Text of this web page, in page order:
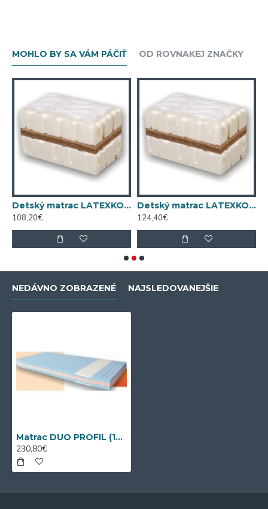
MOHLO BY SA VÁM PÁČIŤ OD ROVNAKEJ ZNAČKY
Detský matrac LATEXKO (120 cm x 70 cm)
108,20€
Detský matrac LATEXKO (140 cm x 70 cm)
124,40€
NEDÁVNO ZOBRAZENÉ NAJSLEDOVANEJŠIE
Matrac DUO PROFIL (190/200 cm x 85 cm)
230,80€